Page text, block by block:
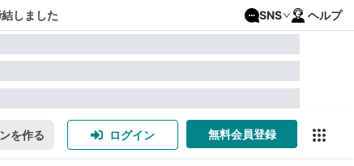
しました SNS ヘルプ
を作る ログイン 無料会員登録